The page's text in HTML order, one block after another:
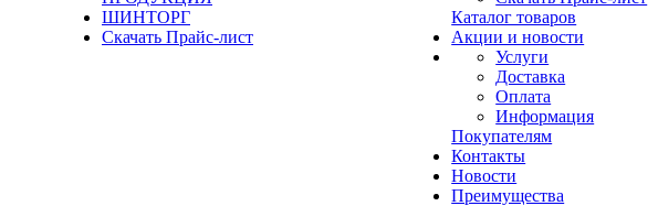
ШИНТОРГ
Скачать Прайс-лист
Каталог товаров
Акции и новости
Услуги
Доставка
Оплата
Информация
Покупателям
Контакты
Новости
Преимущества